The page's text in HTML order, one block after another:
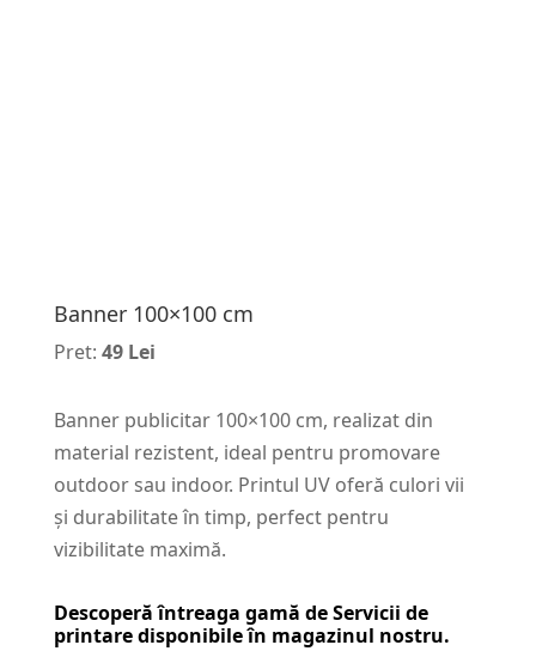
Banner 100×100 cm
Pret: 49 Lei
Banner publicitar 100×100 cm, realizat din
material rezistent, ideal pentru promovare
outdoor sau indoor. Printul UV oferă culori vii
și durabilitate în timp, perfect pentru
vizibilitate maximă.
Descoperă întreaga gamă deServicii de
printaredisponibile în magazinul nostru.